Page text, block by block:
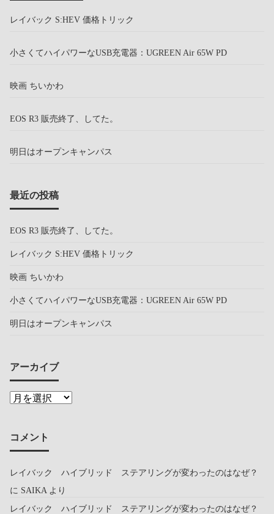
レイバック S:HEV 価格トリック
小さくてハイパワーなUSB充電器：UGREEN Air 65W PD
映画 ちいかわ
EOS R3 販売終了、してた。
明日はオープンキャンパス
最近の投稿
EOS R3 販売終了、してた。
レイバック S:HEV 価格トリック
映画 ちいかわ
小さくてハイパワーなUSB充電器：UGREEN Air 65W PD
明日はオープンキャンパス
アーカイブ
コメント
レイバック ハイブリッド ステアリングが変わったのはなぜ？
に SAIKA より
レイバック ハイブリッド ステアリングが変わったのはなぜ？